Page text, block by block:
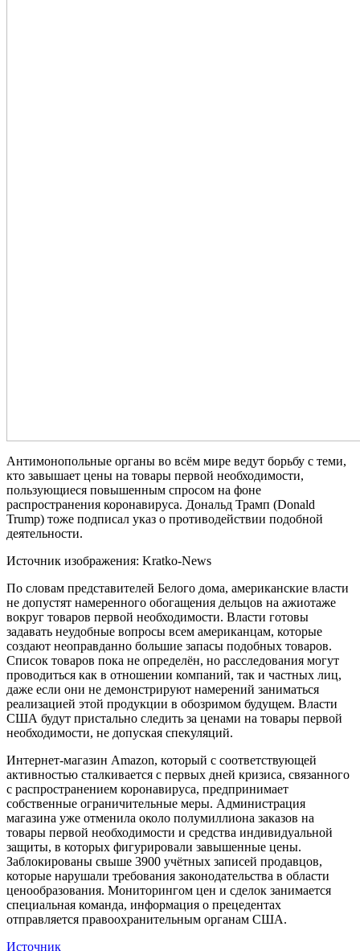
Антимонопольные органы во всём мире ведут борьбу с теми,
кто завышает цены на товары первой необходимости,
пользующиеся повышенным спросом на фоне
распространения коронавируса. Дональд Трамп (Donald
Trump) тоже подписал указ о противодействии подобной
деятельности.
Источник изображения: Kratko-News
По словам представителей Белого дома, американские власти
не допустят намеренного обогащения дельцов на ажиотаже
вокруг товаров первой необходимости. Власти готовы
задавать неудобные вопросы всем американцам, которые
создают неоправданно большие запасы подобных товаров.
Список товаров пока не определён, но расследования могут
проводиться как в отношении компаний, так и частных лиц,
даже если они не демонстрируют намерений заниматься
реализацией этой продукции в обозримом будущем. Власти
США будут пристально следить за ценами на товары первой
необходимости, не допуская спекуляций.
Интернет-магазин Amazon, который с соответствующей
активностью сталкивается с первых дней кризиса, связанного
с распространением коронавируса, предпринимает
собственные ограничительные меры. Администрация
магазина уже отменила около полумиллиона заказов на
товары первой необходимости и средства индивидуальной
защиты, в которых фигурировали завышенные цены.
Заблокированы свыше 3900 учётных записей продавцов,
которые нарушали требования законодательства в области
ценообразования. Мониторингом цен и сделок занимается
специальная команда, информация о прецедентах
отправляется правоохранительным органам США.
Источник